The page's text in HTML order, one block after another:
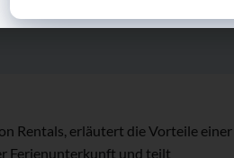
um die Anzahl der Direktbuchungen
Rentals, erläutert die Vorteile einer
Ferienunterkunft und teilt